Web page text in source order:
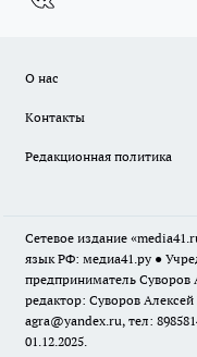
О нас
Контакты
Редакционная политика
Сетевое издание
язык РФ: медиа41.ру ●
предприниматель Суворов
редактор: Суворов
agra@yandex.ru, тел:
01.12.2025.